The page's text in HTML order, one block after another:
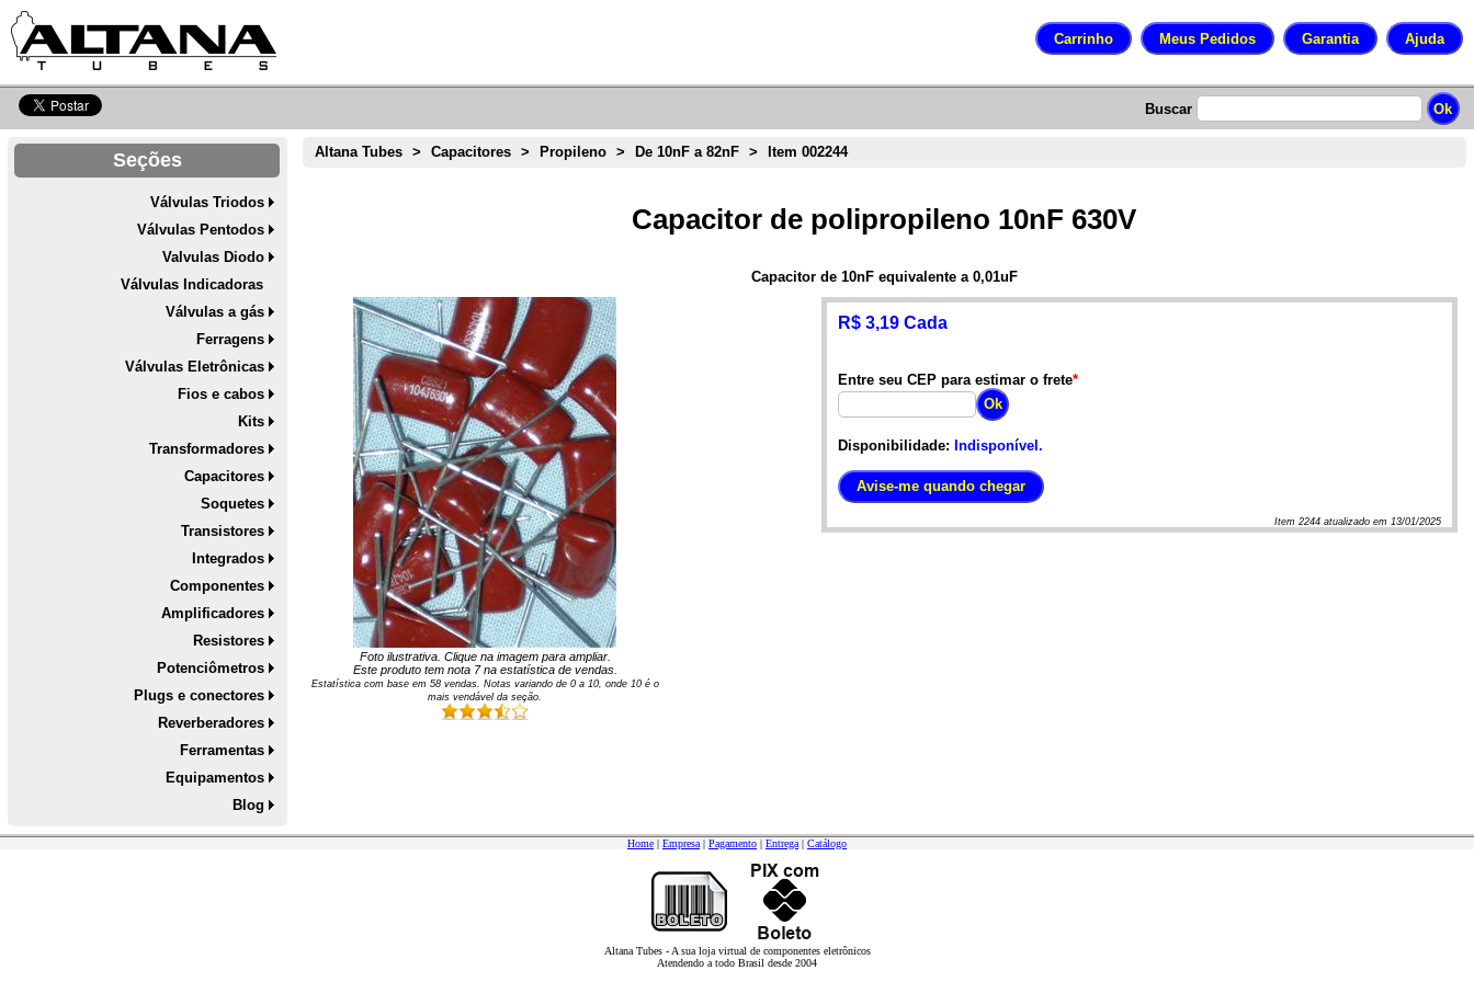
Buscar
Seções
Válvulas Triodos
Válvulas Pentodos
Valvulas Diodo
Válvulas Indicadoras
Válvulas a gás
Ferragens
Válvulas Eletrônicas
Fios e cabos
Kits
Transformadores
Capacitores
Soquetes
Transistores
Integrados
Componentes
Amplificadores
Resistores
Potenciômetros
Plugs e conectores
Reverberadores
Ferramentas
Equipamentos
Blog
Altana Tubes > Capacitores > Propileno > De 10nF a 82nF > Item 002244
Capacitor de polipropileno 10nF 630V
Capacitor de 10nF equivalente a 0,01uF
Foto ilustrativa. Clique na imagem para ampliar.
Este produto tem nota 7na estatística de vendas.
Estatística com base em 58vendas. Notas variando de 0a 10, onde 10 é o
mais vendável da seção.
R$ 3,19 Cada
Entre seu CEP para estimar o frete*
Disponibilidade: Indisponível.
Item2244 atualizado em 13/01/2025
Home | Empresa | Pagamento | Entrega | Catálogo
Altana Tubes - A sua loja virtual de componentes eletrônicos
Atendendo a todo Brasil desde 2004